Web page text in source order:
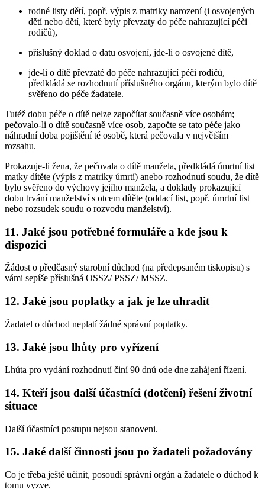
rodné listy dětí, popř. výpis z matriky narození (i osvojených
dětí nebo dětí, které byly převzaty do péče nahrazující péči
rodičů),
příslušný doklad o datu osvojení, jde-li o osvojené dítě,
jde-li o dítě převzaté do péče nahrazující péči rodičů,
předkládá se rozhodnutí příslušného orgánu, kterým bylo dítě
svěřeno do péče žadatele.
Tutéž dobu péče o dítě nelze započítat současně více osobám;
pečovalo-li o dítě současně více osob, započte se tato péče jako
náhradní doba pojištění té osobě, která pečovala v největším
rozsahu.
Prokazuje-li žena, že pečovala o dítě manžela, předkládá úmrtní list
matky dítěte (výpis z matriky úmrtí) anebo rozhodnutí soudu, že dítě
bylo svěřeno do výchovy jejího manžela, a doklady prokazující
dobu trvání manželství s otcem dítěte (oddací list, popř. úmrtní list
nebo rozsudek soudu o rozvodu manželství).
11. Jaké jsou potřebné formuláře a kde jsou k
dispozici
Žádost o předčasný starobní důchod (na předepsaném tiskopisu) s
vámi sepíše příslušná OSSZ/ PSSZ/ MSSZ.
12. Jaké jsou poplatky a jak je lze uhradit
Žadatel o důchod neplatí žádné správní poplatky.
13. Jaké jsou lhůty pro vyřízení
Lhůta pro vydání rozhodnutí činí 90 dnů ode dne zahájení řízení.
14. Kteří jsou další účastníci (dotčení) řešení životní
situace
Další účastníci postupu nejsou stanoveni.
15. Jaké další činnosti jsou po žadateli požadovány
Co je třeba ještě učinit, posoudí správní orgán a žadatele o důchod k
tomu vyzve.